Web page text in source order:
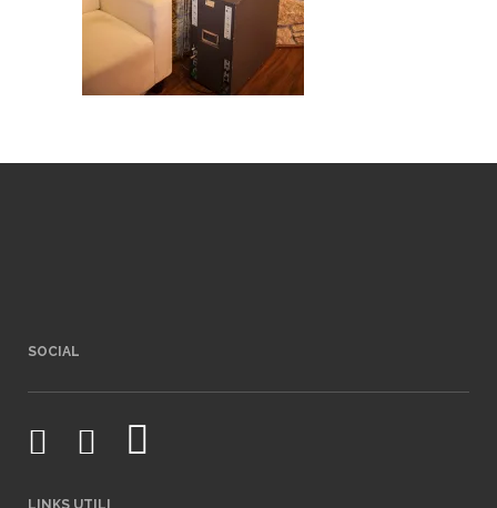
SOCIAL
LINKS UTILI